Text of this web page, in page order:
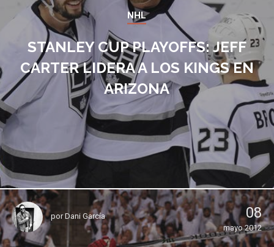
NHL
STANLEY CUP PLAYOFFS: JEFF
CARTER LIDERA A LOS KINGS EN
ARIZONA
porDani García 08
mayo 2012